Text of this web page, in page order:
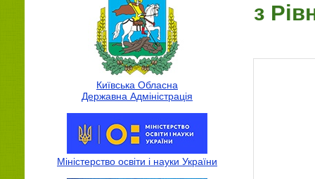
Київська Обласна
Державна Адмiнiстрацiя
Міністерство освіти і науки України
з